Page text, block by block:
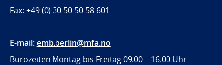
Fax: +49 (0) 30 50 50 58 601
E-mail:emb.berlin@mfa.no
Bürozeiten Montag bis Freitag 09.00 – 16.00 Uhr